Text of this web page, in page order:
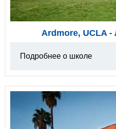
Ardmore, UCLA
Подробнее о школе